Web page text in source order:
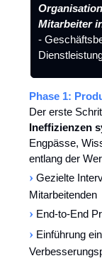
Mitarbeiter
-
Phase 1:
Der erste
Ineffizienzen
Engpässe,
entlang der
› Gezielte
Mitarbeitenden
› End-to-End
› Einführung